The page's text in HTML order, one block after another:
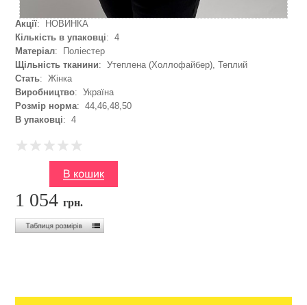
Акції: НОВИНКА
Кількість в упаковці: 4
Матеріал: Поліестер
Щільність тканини: Утеплена (Холлофайбер), Теплий
Стать: Жінка
Виробництво: Україна
Розмір норма: 44,46,48,50
В упаковці: 4
1 054грн.